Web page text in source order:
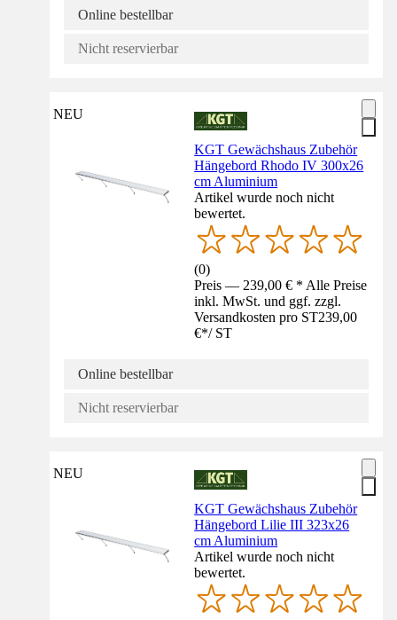
Online bestellbar
Nicht reservierbar
NEU
KGT Gewächshaus Zubehör
Hängebord Rhodo IV 300x26
cm Aluminium
Artikel wurde noch nicht
bewertet.
(0)
Preis — 239,00 € * Alle Preise
inkl. MwSt. und ggf. zzgl.
Versandkosten pro ST239,00
€*/ ST
Online bestellbar
Nicht reservierbar
NEU
KGT Gewächshaus Zubehör
Hängebord Lilie III 323x26
cm Aluminium
Artikel wurde noch nicht
bewertet.